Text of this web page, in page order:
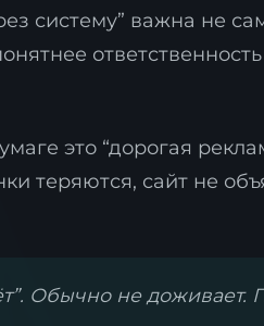
систему” важна не
это “дорогая
теряются, сайт не
Обычно не доживает.